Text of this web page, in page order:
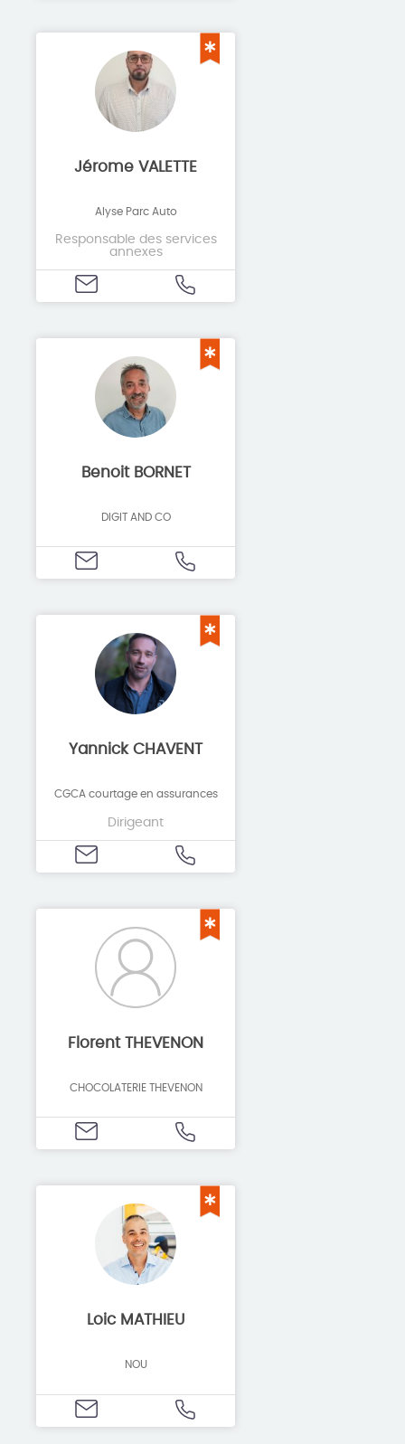
Jérome VALETTE
Alyse Parc Auto
Responsable des services
annexes
Benoit BORNET
DIGIT AND CO
Yannick CHAVENT
CGCA courtage en assurances
Dirigeant
Florent THEVENON
CHOCOLATERIE THEVENON
Loic MATHIEU
NOU